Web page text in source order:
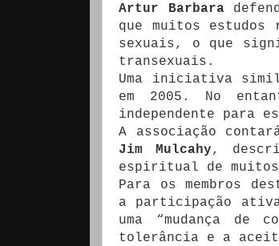
Artur Barbara
que muitos estudos
sexuais, o que
transexuais.
Uma iniciativa
em 2005. No
independente para
A associação
Jim Mulcahy,
espiritual de
Para os membros
a participação
uma “mudança
tolerância e a